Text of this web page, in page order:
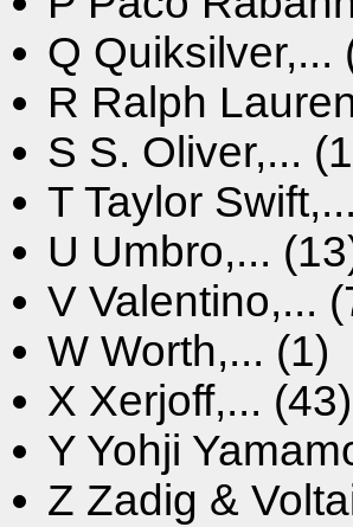
Q Quiksilver,...
R Ralph
S S. Oliver,...
T Taylor
U Umbro,...
V Valentino,...
W Worth,... (1)
X Xerjoff,... (43)
Y Yohji
Z Zadig &